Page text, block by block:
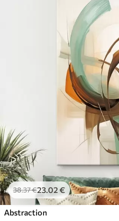
38.37€23.02 €
Abstraction